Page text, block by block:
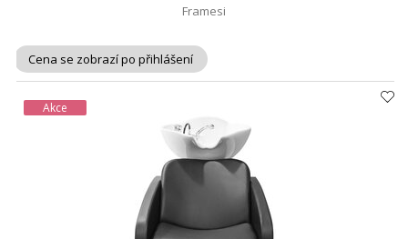
Framesi
Cena se zobrazí po přihlášení
Akce